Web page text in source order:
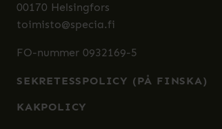
00170 Helsingfors
toimisto@specia.fi
FO-nummer 0932169-5
SEKRETESSPOLICY (PÅ FINSKA)
KAKPOLICY